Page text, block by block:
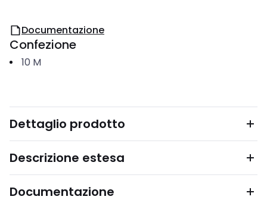
Documentazione
Confezione
10 M
Dettaglio prodotto
Descrizione estesa
Documentazione